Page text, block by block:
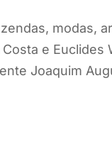
modas,
e Euclides
Joaquim